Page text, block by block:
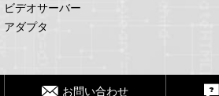
ビデオサーバー
アダプタ
お問い合わせ